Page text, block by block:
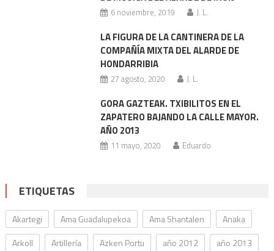
6 noviembre, 2019 J. L.
LA FIGURA DE LA CANTINERA DE LA
COMPAÑÍA MIXTA DEL ALARDE DE
HONDARRIBIA
27 agosto, 2020 J. L.
GORA GAZTEAK. TXIBILITOS EN EL
ZAPATERO BAJANDO LA CALLE MAYOR.
AÑO 2013
11 mayo, 2020 Eduardo
ETIQUETAS
Akartegi Ama Guadalupekoa Ama Shantalen
Anaka
Arkoll
Artillería Azken Portu año 2012
año 2013